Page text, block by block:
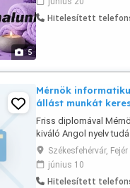
5
működő, stabil
szalonhálózat
Hitelesített
Mérnök
állást munkát
Friss diplomával
kiváló Angol nyelv
keresek a
Minden megoldás
Székesfehérváron!
Székesfehérvár, Fejér
június 10
Hitelesített